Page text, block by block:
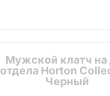
Мужской клатч на
отдела Horton
Черный